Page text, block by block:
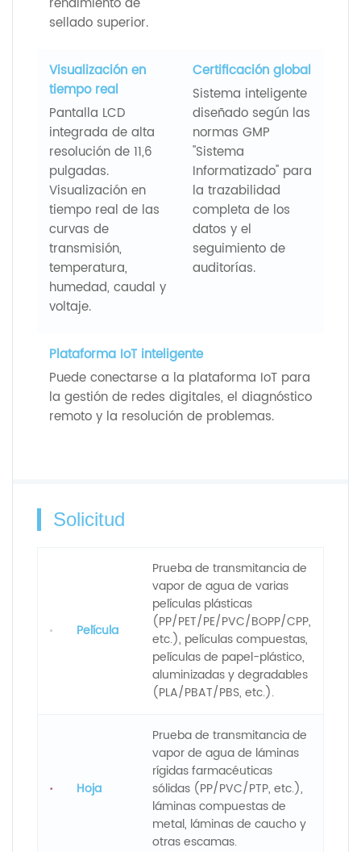
sellado superior.
Visualización en
tiempo real
Pantalla LCD
integrada de alta
resolución de 11,6
pulgadas.
Visualización en
tiempo real de las
curvas de
transmisión,
temperatura,
humedad, caudal y
voltaje.
Certificación global
Sistema inteligente
diseñado según las
normas GMP
"Sistema
Informatizado" para
la trazabilidad
completa de los
datos y el
seguimiento de
auditorías.
Plataforma IoT inteligente
Puede conectarse a la plataforma IoT para
la gestión de redes digitales, el diagnóstico
remoto y la resolución de problemas.
Solicitud
Película
Prueba de transmitancia de
vapor de agua de varias
películas plásticas
(PP/PET/PE/PVC/BOPP/CPP,
etc.), películas compuestas,
películas de papel-plástico,
aluminizadas y degradables
(PLA/PBAT/PBS, etc.).
Hoja
Prueba de transmitancia de
vapor de agua de láminas
rígidas farmacéuticas
sólidas (PP/PVC/PTP, etc.),
láminas compuestas de
metal, láminas de caucho y
otras escamas.